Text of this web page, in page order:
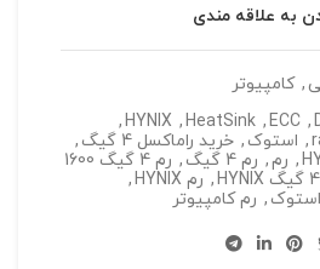
به علاقه مندی
, کامپیوتر
,
ECC
,
HeatSink
,
HYNIX
,
, استوک , خرید راماکسل 4 گیگ
,
, رم, رم 4 گیگ , رم 4 گیگ 1600
, رم HYNIX
,
, رم کامپیوتر